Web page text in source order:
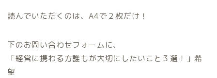
読んでいただくのは、A4で２枚だけ！
下のお問い合わせフォームに、
「経営に携わる方誰もが大切にしたいこと３選！」希
望